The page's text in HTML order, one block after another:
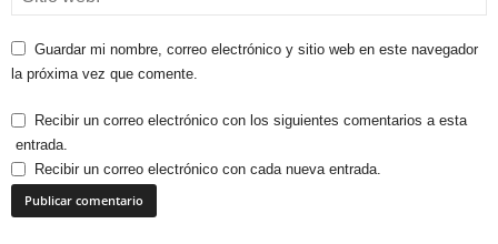
Guardar mi nombre, correo electrónico y sitio web en este navegador
la próxima vez que comente.
Recibir un correo electrónico con los siguientes comentarios a esta
entrada.
Recibir un correo electrónico con cada nueva entrada.